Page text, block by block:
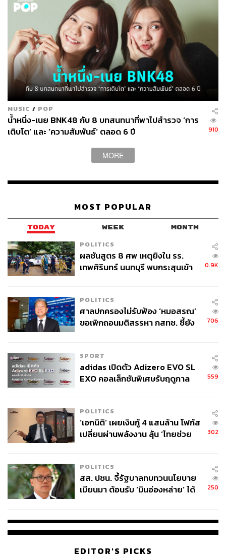
MUSIC / POP
น้ำหนึ่ง-เนย BNK48 กับ 8 บทสนทนาที่พาไปสำรวจ ‘การ
เติบโต’ และ ‘ความสัมพันธ์’ ตลอด 6 ปี
910
MORE
MOST POPULAR
TODAY WEEK MONTH
POLITICS
ผลชันสูตร 8 ศพ เหตุยิงใน รร.
เทพศิรินทร์ นนทบุรี พบกระสุนเข้า
0.9K
POLITICS
ศาลปกครองไม่รับฟ้อง ‘หมอสรณ’
ขอเพิกถอนมติสรรหา กสทช. ชี้ยัง
706
SPORT
adidas เปิดตัว Adizero EVO SL
EXO คอลเล็กชันพิเศษรับฤดูกาล
559
POLITICS
‘เอกนิติ’ เผยเงินกู้ 4 แสนล้าน โฟกัส
เปลี่ยนผ่านพลังงาน ลุ้น ‘ไทยช่วย
302
POLITICS
สส. ปชน. จี้รัฐบาลทบทวนนโยบาย
เมียนมา ต้อนรับ ‘มินอ่องหล่าย’ ได้
250
EDITOR'S PICKS